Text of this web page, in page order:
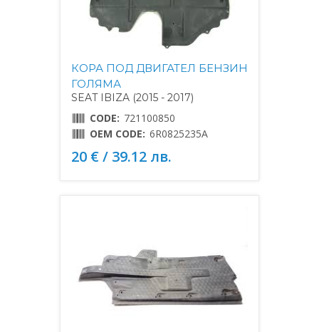
КОРА ПОД ДВИГАТЕЛ БЕНЗИН
ГОЛЯМА
SEAT IBIZA (2015 - 2017)
CODE: 721100850
OEM CODE: 6R0825235A
20 € / 39.12 лв.